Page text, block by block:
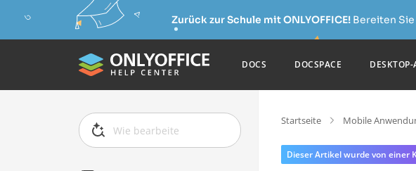
Zurück zur Schule mit ONLYOFFICE!Bereiten Sie
DOCS DOCSPACE
Startseite Mobile
Dieser Artikel wurde von einer